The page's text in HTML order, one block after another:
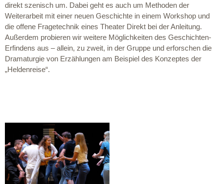
direkt szenisch um. Dabei geht es auch um Methoden der
Weiterarbeit mit einer neuen Geschichte in einem Workshop und
die offene Fragetechnik eines Theater Direkt bei der Anleitung.
Außerdem probieren wir weitere Möglichkeiten des Geschichten-
Erfindens aus – allein, zu zweit, in der Gruppe und erforschen die
Dramaturgie von Erzählungen am Beispiel des Konzeptes der
„Heldenreise“.